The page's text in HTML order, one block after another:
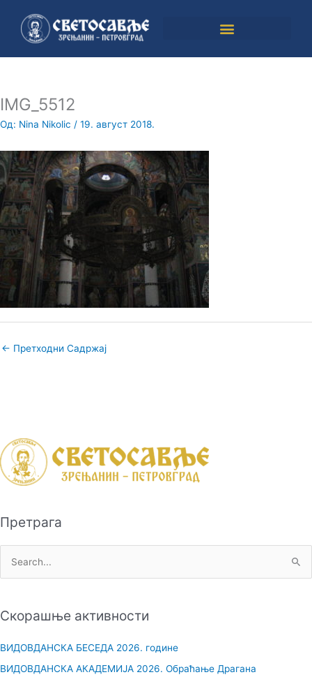
садржај
IMG_5512
Од: Nina Nikolic / 19. август 2018.
← Претходни Садржај
Претрага
тСкорашње активности
ВИДОВДАНСКА БЕСЕДА 2026. године
ВИДОВДАНСКА АКАДЕМИЈА 2026. Обраћање Драгана